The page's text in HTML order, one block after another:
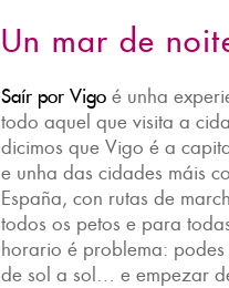
Un mar de
Saír por Vigo é unha
todo aquel que visita a
dicimos que Vigo é a
e unha das cidades máis
España, con rutas de
todos os petos e para
horario é problema: podes
de sol a sol… e empezar